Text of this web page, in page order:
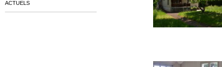
ACTUELS